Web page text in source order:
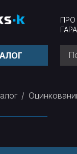
ПРО